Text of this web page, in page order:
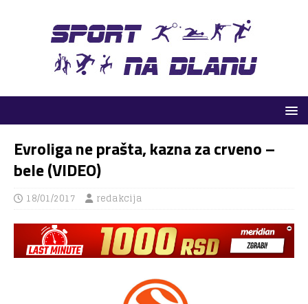
Evroliga ne prašta, kazna za crveno –
bele (VIDEO)
18/01/2017 redakcija